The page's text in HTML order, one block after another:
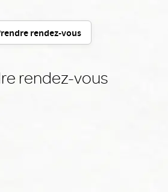
rendez-vous
rendez-vous